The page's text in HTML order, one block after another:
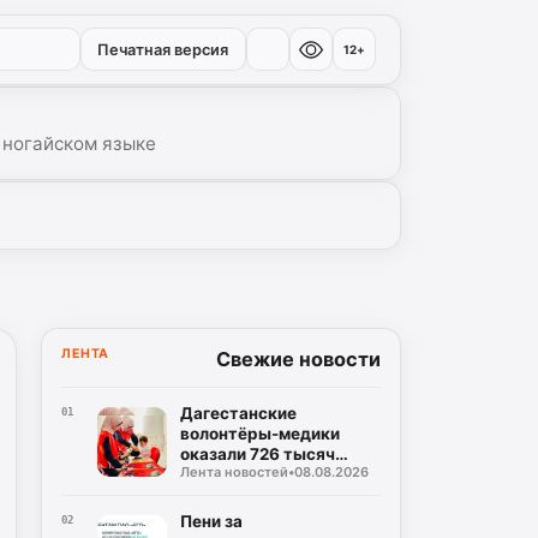
Печатная версия 12+
языке
ЛЕНТА Свежие новости
01
Дагестанские
волонтёры-медики
оказали 726 тысяч
часов помощи
Лента новостей•08.08.2026
02
Пени за